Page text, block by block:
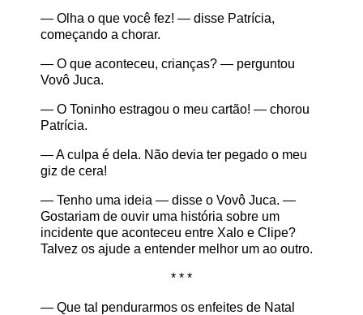
— Olha o que você fez! — disse Patrícia,
começando a chorar.
— O que aconteceu, crianças? — perguntou
Vovô Juca.
— O Toninho estragou o meu cartão! — chorou
Patrícia.
— A culpa é dela. Não devia ter pegado o meu
giz de cera!
— Tenho uma ideia — disse o Vovô Juca. —
Gostariam de ouvir uma história sobre um
incidente que aconteceu entre Xalo e Clipe?
Talvez os ajude a entender melhor um ao outro.
* * *
— Que tal pendurarmos os enfeites de Natal